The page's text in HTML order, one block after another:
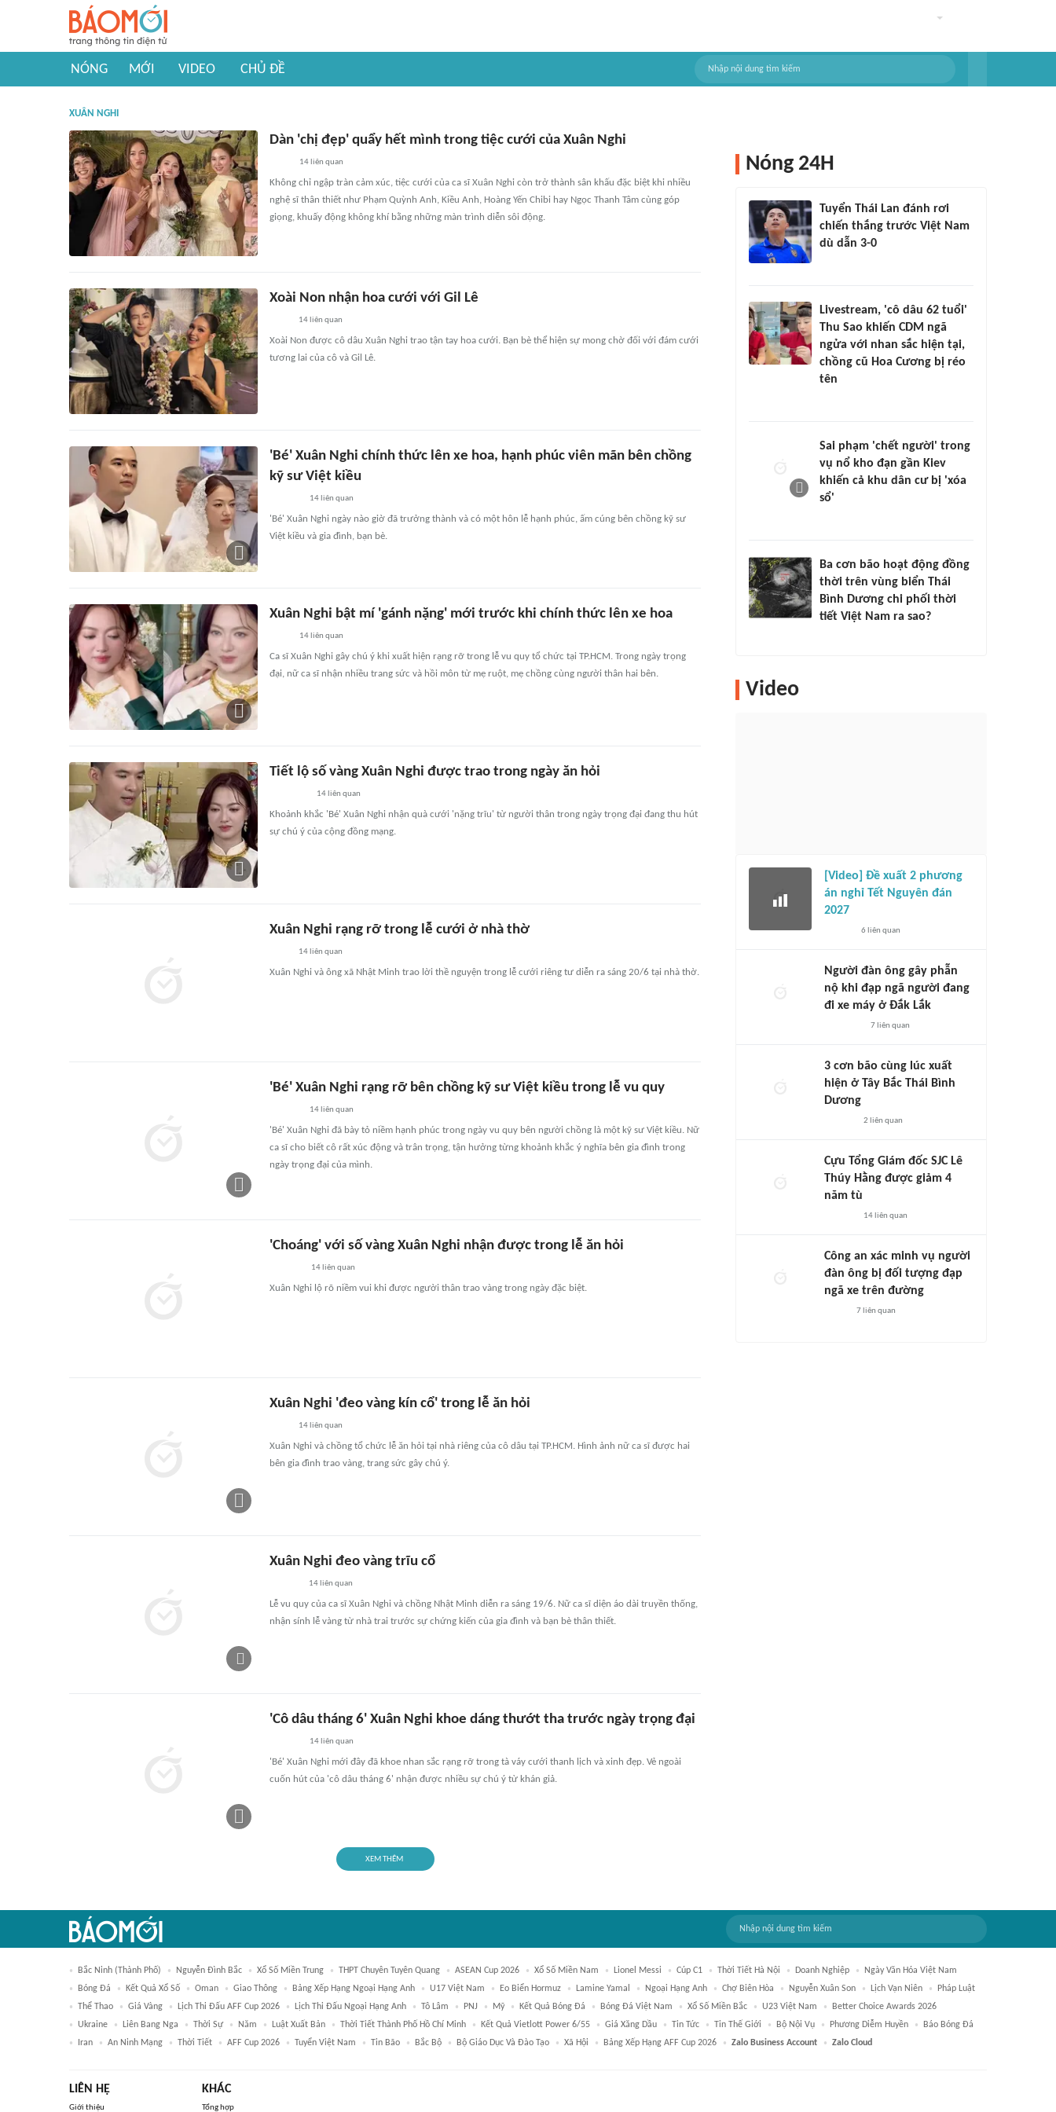
NÓNG MỚI VIDEO CHỦ ĐỀ
XUÂN NGHI
Dàn 'chị đẹp' quẩy hết mình trong tiệc cưới của Xuân Nghi
14 liên quan
Không chỉ ngập tràn cảm xúc, tiệc cưới của ca sĩ Xuân Nghi còn trở thành sân khấu đặc biệt khi nhiều
nghệ sĩ thân thiết như Phạm Quỳnh Anh, Kiều Anh, Hoàng Yến Chibi hay Ngọc Thanh Tâm cùng góp
giọng, khuấy động không khí bằng những màn trình diễn sôi động.
Xoài Non nhận hoa cưới với Gil Lê
14liên quan
Xoài Non được cô dâu Xuân Nghi trao tận tay hoa cưới. Bạn bè thể hiện sự mong chờ đối với đám cưới
tương lai của cô và Gil Lê.
'Bé' Xuân Nghi chính thức lên xe hoa, hạnh phúc viên mãn bên chồng
kỹ sư Việt kiều
14 liên quan
'Bé' Xuân Nghi ngày nào giờ đã trưởng thành và có một hôn lễ hạnh phúc, ấm cúng bên chồng kỹ sư
Việt kiều và gia đình, bạn bè.
Xuân Nghi bật mí 'gánh nặng' mới trước khi chính thức lên xe hoa
14 liên quan
Ca sĩ Xuân Nghi gây chú ý khi xuất hiện rạng rỡ trong lễ vu quy tổ chức tại TP.HCM. Trong ngày trọng
đại, nữ ca sĩ nhận nhiều trang sức và hồi môn từ mẹ ruột, mẹ chồng cùng người thân hai bên.
Tiết lộ số vàng Xuân Nghi được trao trong ngày ăn hỏi
14 liên quan
Khoảnh khắc 'Bé' Xuân Nghi nhận quà cưới 'nặng trĩu' từ người thân trong ngày trọng đại đang thu hút
sự chú ý của cộng đồng mạng.
Xuân Nghi rạng rỡ trong lễ cưới ở nhà thờ
14liên quan
Xuân Nghi và ông xã Nhật Minh trao lời thề nguyện trong lễ cưới riêng tư diễn ra sáng 20/6 tại nhà thờ.
'Bé' Xuân Nghi rạng rỡ bên chồng kỹ sư Việt kiều trong lễ vu quy
14 liên quan
'Bé' Xuân Nghi đã bày tỏ niềm hạnh phúc trong ngày vu quy bên người chồng là một kỹ sư Việt kiều. Nữ
ca sĩ cho biết cô rất xúc động và trân trọng, tận hưởng từng khoảnh khắc ý nghĩa bên gia đình trong
ngày trọng đại của mình.
'Choáng' với số vàng Xuân Nghi nhận được trong lễ ăn hỏi
14liên quan
Xuân Nghi lộ rõ niềm vui khi được người thân trao vàng trong ngày đặc biệt.
Xuân Nghi 'đeo vàng kín cổ' trong lễ ăn hỏi
14liên quan
Xuân Nghi và chồng tổ chức lễ ăn hỏi tại nhà riêng của cô dâu tại TP.HCM. Hình ảnh nữ ca sĩ được hai
bên gia đình trao vàng, trang sức gây chú ý.
Xuân Nghi đeo vàng trĩu cổ
14liên quan
Lễ vu quy của ca sĩ Xuân Nghi và chồng Nhật Minh diễn ra sáng 19/6. Nữ ca sĩ diện áo dài truyền thống,
nhận sính lễ vàng từ nhà trai trước sự chứng kiến của gia đình và bạn bè thân thiết.
'Cô dâu tháng 6' Xuân Nghi khoe dáng thướt tha trước ngày trọng đại
14 liên quan
'Bé' Xuân Nghi mới đây đã khoe nhan sắc rạng rỡ trong tà váy cưới thanh lịch và xinh đẹp. Vẻ ngoài
cuốn hút của 'cô dâu tháng 6' nhận được nhiều sự chú ý từ khán giả.
XEM THÊM
Nóng 24H
Tuyển Thái Lan đánh rơi
chiến thắng trước Việt Nam
dù dẫn 3-0
Livestream, 'cô dâu 62 tuổi'
Thu Sao khiến CDM ngã
ngửa với nhan sắc hiện tại,
chồng cũ Hoa Cương bị réo
tên
Sai phạm 'chết người' trong
vụ nổ kho đạn gần Kiev
khiến cả khu dân cư bị 'xóa
sổ'
Ba cơn bão hoạt động đồng
thời trên vùng biển Thái
Bình Dương chi phối thời
tiết Việt Nam ra sao?
Video
[Video] Đề xuất 2 phương
án nghỉ Tết Nguyên đán
2027
6 liên quan
Người đàn ông gây phẫn
nộ khi đạp ngã người đang
đi xe máy ở Đắk Lắk
7liên quan
3 cơn bão cùng lúc xuất
hiện ở Tây Bắc Thái Bình
Dương
2 liên quan
Cựu Tổng Giám đốc SJC Lê
Thúy Hằng được giảm 4
năm tù
14 liên quan
Công an xác minh vụ người
đàn ông bị đối tượng đạp
ngã xe trên đường
7 liên quan
Bắc Ninh (thành Phố) Nguyễn Đình Bắc Xổ Số Miền Trung THPT Chuyên Tuyên Quang ASEAN Cup 2026 Xổ Số Miền Nam Lionel Messi Cúp C1 Thời Tiết Hà Nội Doanh Nghiệp
Ngày Văn Hóa Việt Nam
Bóng Đá
Kết Quả Xổ Số Oman Giao Thông Bảng Xếp Hạng Ngoại Hạng Anh U17 Việt Nam Eo Biển Hormuz Lamine Yamal Ngoại Hạng Anh Chợ Biên Hòa Nguyễn Xuân Son Lịch Vạn Niên
Pháp Luật
Thể Thao
Giá Vàng Lịch Thi Đấu AFF Cup 2026 Lịch Thi Đấu Ngoại Hạng Anh Tô Lâm PNJ Mỹ Kết Quả Bóng Đá Bóng Đá Việt Nam Xổ Số Miền Bắc U23 Việt Nam
Better Choice Awards 2026
Ukraine
Liên Bang Nga Thời Sự Năm Luật Xuất Bản Thời Tiết Thành Phố Hồ Chí Minh Kết Quả Vietlott Power 6/55 Giá Xăng Dầu Tin Tức Tin Thế Giới Bộ Nội Vụ Phương Diễm Huyền
Báo Bóng Đá
Iran
An Ninh Mạng Thời Tiết AFF Cup 2026 Tuyển Việt Nam Tin Bão Bắc Bộ Bộ Giáo Dục Và Đào Tạo Xã Hội Bảng Xếp Hạng AFF Cup 2026 Zalo Business Account Zalo Cloud
LIÊN HỆ
Giới thiệu
KHÁC
Tổng hợp